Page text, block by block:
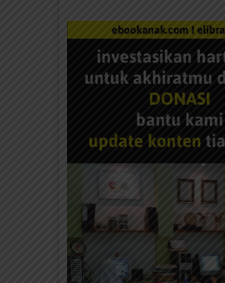
Jasa Desain dan Layout Buku
Melayani jasa desain dan layout
terjangkau. CBM...